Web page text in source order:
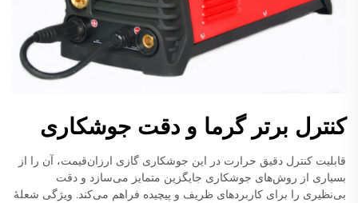
کنترل برتر گرما و دقت جوشکاری
قابلیت کنترل دقیق حرارت در این جوشکاری گازی ارزان‌قیمت، آن را از
بسیاری از روش‌های جوشکاری جایگزین متمایز می‌سازد و دقت
بی‌نظیری را برای کاربردهای ظریف و پیچیده فراهم می‌کند. ویژگی شعلهٔ